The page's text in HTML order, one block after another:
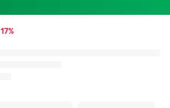
diskon
17%